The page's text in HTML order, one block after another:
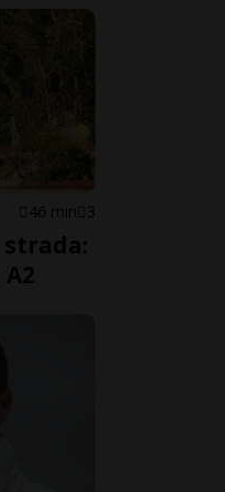
46 min 3